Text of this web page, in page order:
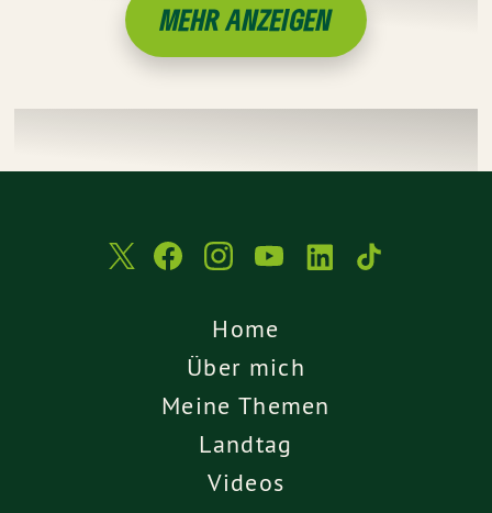
MEHR ANZEIGEN
Home
Über mich
Meine Themen
Landtag
Videos